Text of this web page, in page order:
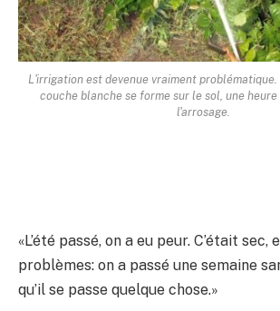
L'irrigation est devenue vraiment problématique.
couche blanche se forme sur le sol, une
l'arrosage.
«L’été passé, on a eu peur. C’était sec,
problèmes: on a passé une semaine
qu’il se passe quelque chose.»